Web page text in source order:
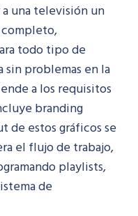
una televisión un
completo,
todo tipo de
sin problemas en la
a los requisitos
branding
de estos gráficos se
el flujo de trabajo,
playlists,
de